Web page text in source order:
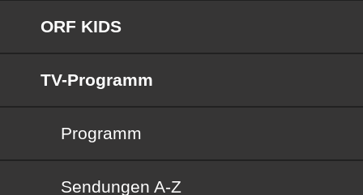
ORF KIDS
TV-Programm
Programm
Sendungen von A bis Z
Sendungen A-Z